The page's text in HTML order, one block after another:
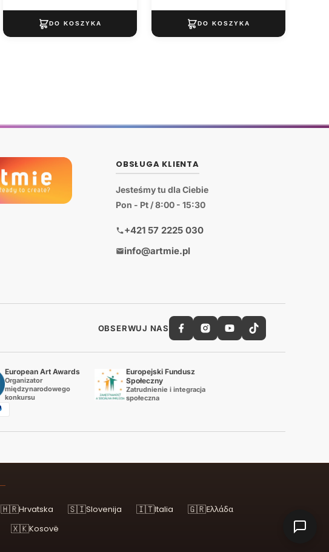
OBSŁUGA KLIENTA
Jesteśmy tu dla Ciebie
Pon - Pt / 8:00 - 15:30
+421 57 2225 030
info@artmie.pl
OBSERWUJ NAS
European Art Awards
Organizator
międzynarodowego
konkursu
Europejski Fundusz
Społeczny
Zatrudnienie i integracja
społeczna
🇭🇷Hrvatska 🇸🇮Slovenija 🇮🇹Italia 🇬🇷Ελλάδα
🇽🇰Kosovë